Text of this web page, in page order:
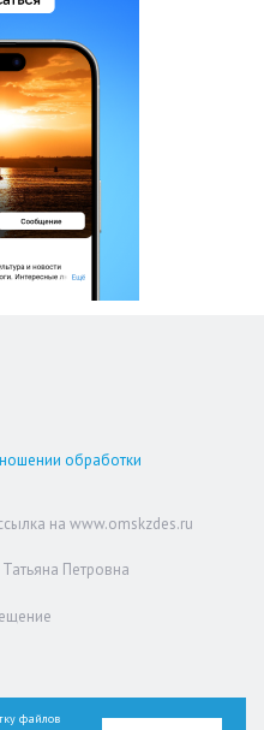
обработки
на www.omskzdes.ru
Петровна
файлов